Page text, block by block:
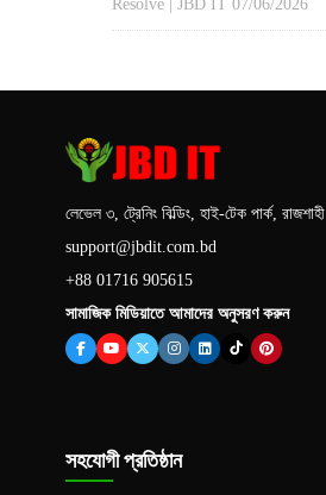
Resolve | JBD IT 07/06/2026
লেভেল ৩, ট্রেনিং বিল্ডিং, হাই-টেক পার্ক, রাজশাহী
support@jbdit.com.bd
+88 01716 905615
সামাজিক মিডিয়াতে আমাদের অনুসরণ করুন
সহযোগী প্রতিষ্ঠান